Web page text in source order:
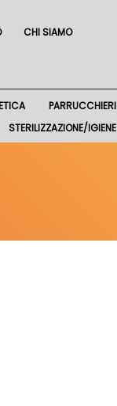
CHI SIAMO
PARRUCCHIERI
STERILIZZAZIONE/IGIENE